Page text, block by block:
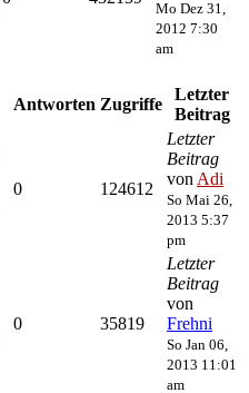
Mo Dez 31,
2012 7:30
am
Antworten Zugriffe
Letzter
Beitrag
0 124612
Letzter
Beitrag
von Adi
So Mai 26,
2013 5:37
pm
0 35819
Letzter
Beitrag
von
Frehni
So Jan 06,
2013 11:01
am